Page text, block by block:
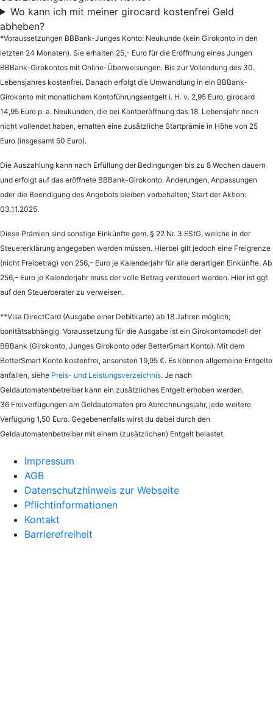
Wo kann ich mit meiner girocard kostenfrei Geld
abheben?
*Voraussetzungen BBBank-Junges Konto: Neukunde (kein Girokonto in den
letzten 24 Monaten). Sie erhalten 25,- Euro für die Eröffnung eines Jungen
BBBank-Girokontos mit Online-Überweisungen. Bis zur Vollendung des 30.
Lebensjahres kostenfrei. Danach erfolgt die Umwandlung in ein BBBank-
Girokonto mit monatlichem Kontoführungsentgelt i. H. v. 2,95 Euro, girocard
14,95 Euro p. a. Neukunden, die bei Kontoeröffnung das 18. Lebensjahr noch
nicht vollendet haben, erhalten eine zusätzliche Startprämie in Höhe von 25
Euro (insgesamt 50 Euro).
Die Auszahlung kann nach Erfüllung der Bedingungen bis zu 8 Wochen dauern
und erfolgt auf das eröffnete BBBank-Girokonto. Änderungen, Anpassungen
oder die Beendigung des Angebots bleiben vorbehalten; Start der Aktion:
03.11.2025.
Diese Prämien sind sonstige Einkünfte gem. § 22 Nr. 3 EStG, welche in der
Steuererklärung angegeben werden müssen. Hierbei gilt jedoch eine Freigrenze
(nicht Freibetrag) von 256,– Euro je Kalenderjahr für alle derartigen Einkünfte. Ab
256,– Euro je Kalenderjahr muss der volle Betrag versteuert werden. Hier ist ggf.
auf den Steuerberater zu verweisen.
**Visa DirectCard (Ausgabe einer Debitkarte) ab 18 Jahren möglich;
bonitätsabhängig. Voraussetzung für die Ausgabe ist ein Girokontomodell der
BBBank (Girokonto, Junges Girokonto oder BetterSmart Konto). Mit dem
BetterSmart Konto kostenfrei, ansonsten 19,95 €. Es können allgemeine Entgelte
anfallen, siehe Preis- und Leistungsverzeichnis. Je nach
Geldautomatenbetreiber kann ein zusätzliches Entgelt erhoben werden.
36 Freiverfügungen am Geldautomaten pro Abrechnungsjahr, jede weitere
Verfügung 1,50 Euro. Gegebenenfalls wirst du dabei durch den
Geldautomatenbetreiber mit einem (zusätzlichen) Entgelt belastet.
Impressum
AGB
Datenschutzhinweis zur Webseite
Pflichtinformationen
Kontakt
Barrierefreiheit